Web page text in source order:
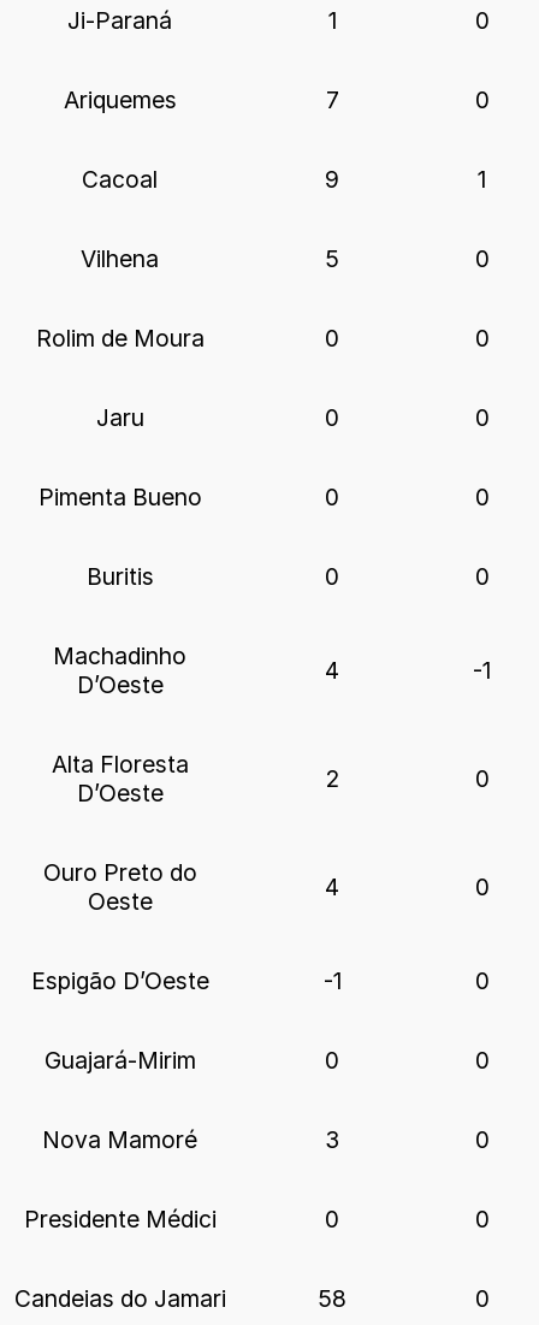
Ji-Paraná 1 0
Ariquemes 7 0
Cacoal 9 1
Vilhena 5 0
Rolim de Moura 0 0
Jaru 0 0
Pimenta Bueno 0 0
Buritis 0 0
Machadinho
D’Oeste
4 -1
Alta Floresta
D’Oeste
2 0
Ouro Preto do
Oeste
4 0
Espigão D’Oeste -1 0
Guajará-Mirim 0 0
Nova Mamoré 3 0
Presidente Médici 0 0
Candeias do Jamari 58 0